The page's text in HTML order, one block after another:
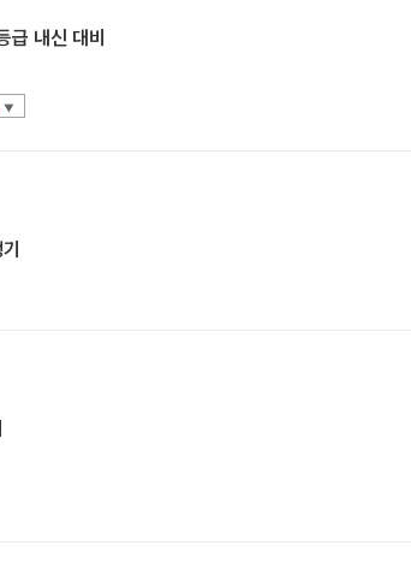
급 내신 대비
▼